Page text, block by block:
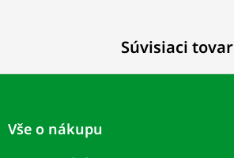
Súvisiaci tovar
Z
Vše o nákupu